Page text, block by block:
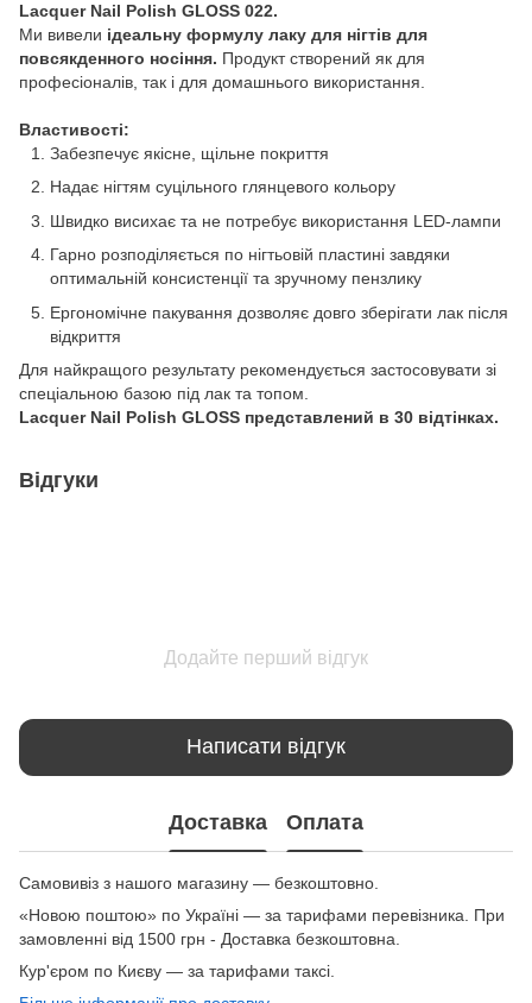
Lacquer Nail Polish GLOSS 022.
Ми вивели ідеальну формулу лаку для нігтів для
повсякденного носіння. Продукт створений як для
професіоналів, так і для домашнього використання.
Властивості:
Забезпечує якісне, щільне покриття
Надає нігтям суцільного глянцевого кольору
Швидко висихає та не потребує використання LED-лампи
Гарно розподіляється по нігтьовій пластині завдяки
оптимальній консистенції та зручному пензлику
Ергономічне пакування дозволяє довго зберігати лак після
відкриття
Для найкращого результату рекомендується застосовувати зі
спеціальною базою під лак та топом.
Lacquer Nail Polish GLOSS представлений в 30 відтінках.
Відгуки
Додайте перший відгук
Написати відгук
Доставка Оплата
Самовивіз з нашого магазину — безкоштовно.
«Новою поштою» по Україні — за тарифами перевізника. При
замовленні від 1500 грн - Доставка безкоштовна.
Кур'єром по Києву — за тарифами таксі.